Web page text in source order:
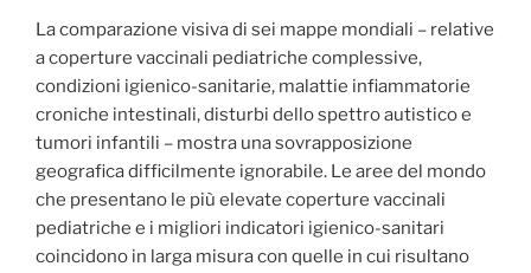
La comparazione visiva di sei mappe mondiali – relative
a coperture vaccinali pediatriche complessive,
condizioni igienico-sanitarie, malattie infiammatorie
croniche intestinali, disturbi dello spettro autistico e
tumori infantili – mostra una sovrapposizione
geografica difficilmente ignorabile. Le aree del mondo
che presentano le più elevate coperture vaccinali
pediatriche e i migliori indicatori igienico-sanitari
coincidono in larga misura con quelle in cui risultano